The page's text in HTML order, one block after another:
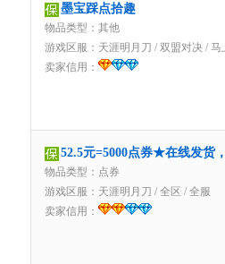
墨宝踩点拾趣
物品类型：其他
游戏区服： 天涯明月刀 / 双盟对决 / 马
卖家信用：
52.5元=5000点券★在线发货
物品类型：点券
游戏区服： 天涯明月刀 / 全区 / 全服
卖家信用：